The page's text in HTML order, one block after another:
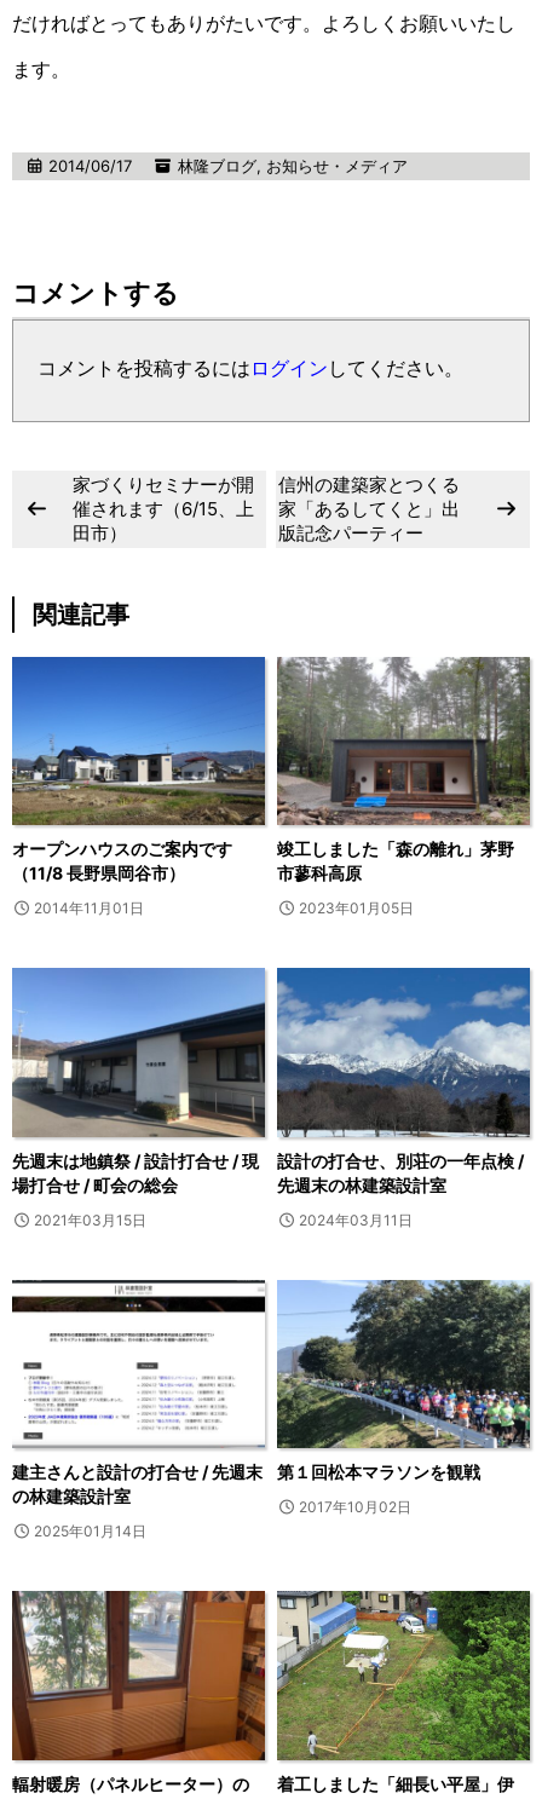
だければとってもありがたいです。よろしくお願いいたし
ます。
2014/06/17 林隆ブログ, お知らせ・メディア
コメントする
コメントを投稿するには ログイン してください。
家づくりセミナーが開
催されます（6/15、上
田市）
信州の建築家とつくる
家「あるしてくと」出
版記念パーティー
関連記事
オープンハウスのご案内です
（11/8 長野県岡谷市）
2014年11月01日
竣工しました「森の離れ」茅野
市蓼科高原
2023年01月05日
先週末は地鎮祭 / 設計打合せ / 現
場打合せ / 町会の総会
2021年03月15日
設計の打合せ、別荘の一年点検 /
先週末の林建築設計室
2024年03月11日
建主さんと設計の打合せ / 先週末
の林建築設計室
2025年01月14日
第１回松本マラソンを観戦
2017年10月02日
輻射暖房（パネルヒーター）の
着工しました「細長い平屋」伊